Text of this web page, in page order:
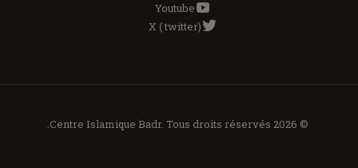
Youtube
X ( twitter)
© 2026 Centre Islamique Badr. Tous droits réservés.